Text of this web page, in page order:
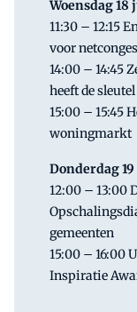
Woensdag 18
11:30 – 12:15
voor
14:00 – 14:45
heeft de sleutel
15:00 – 15:45
woningmarkt
Donderdag
12:00 – 13:00
gemeenten
15:00 – 16:00
Inspiratie